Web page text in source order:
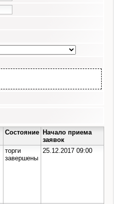
Состояние Начало приема
заявок
торги
завершены
25.12.2017 09:00